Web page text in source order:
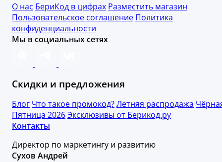
О нас БериКод в цифрах Разместить магазин
Пользовательское соглашение Политика
конфиденциальности
Мы в социальных сетях
Скидки и предложения
Блог Что такое промокод?Летняя распродажа
Пятница 2026Эксклюзивы от Берикод.ру
Контакты
Директор по маркетингу и развитию
Сухов Андрей